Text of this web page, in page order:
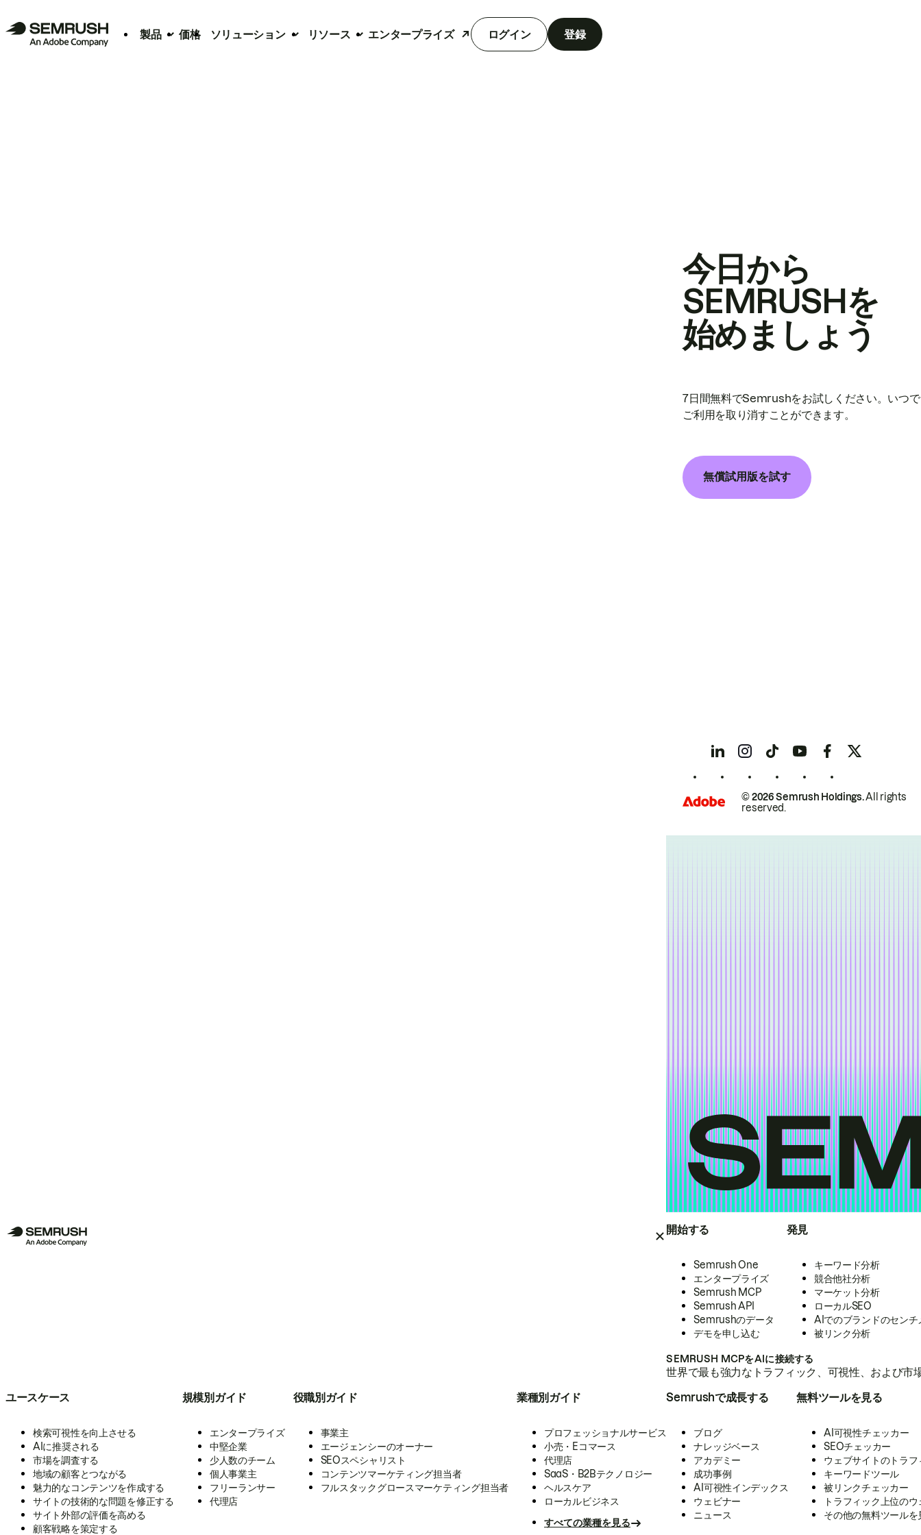
製品 価格 ソリューション リソース エンタープライズ ログイン 登録
開始する
Semrush One
エンタープライズ
Semrush MCP
Semrush API
Semrushのデータ
デモを申し込む
発見
キーワード分析
競合他社分析
マーケット分析
ローカルSEO
AIでのブランドのセンチ
被リンク分析
SEMRUSH MCPをAIに接続する
世界で最も強力なトラフィック、可視性、および
ユースケース
検索可視性を向上させる
AIに推奨される
市場を調査する
地域の顧客とつながる
魅力的なコンテンツを作成する
サイトの技術的な問題を修正する
サイト外部の評価を高める
顧客戦略を策定する
規模別ガイド
エンタープライズ
中堅企業
少人数のチーム
個人事業主
フリーランサー
代理店
役職別ガイド
事業主
エージェンシーのオーナー
SEOスペシャリスト
コンテンツマーケティング担当者
フルスタックグロースマーケティング担当者
業種別ガイド
プロフェッショナルサービス
小売・Eコマース
代理店
SaaS・B2Bテクノロジー
ヘルスケア
ローカルビジネス
すべての業種を見る
Semrushで成長する
ブログ
ナレッジベース
アカデミー
成功事例
AI可視性インデックス
ウェビナー
ニュース
無料ツールを見る
AI可視性チェッカー
SEOチェッカー
ウェブサイトのトラ
キーワードツール
被リンクチェッカー
トラフィック上位の
その他の無料ツールを
今日から
SEMRUSHを
始めましょう
7日間無料でSemrushをお試しください。いつ
ご利用を取り消すことができます。
無償試用版を試す
© 2026 Semrush Holdings.All rights
reserved.